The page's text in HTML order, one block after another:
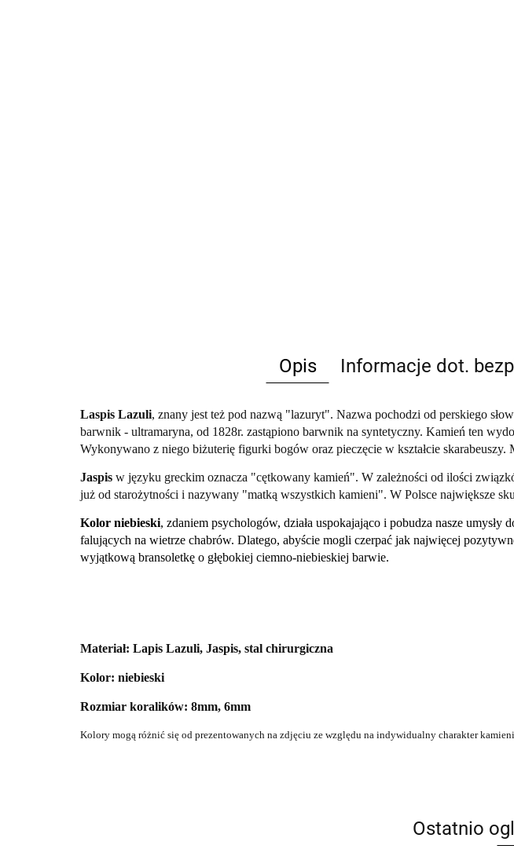
Opis Informacje dot.
Laspis Lazuli, znany jest też pod nazwą "lazuryt". Nazwa pochodzi od perskiego
barwnik - ultramaryna, od 1828r. zastąpiono barwnik na syntetyczny. Kamień ten
Wykonywano z niego biżuterię figurki bogów oraz pieczęcie w kształcie
Jaspis w języku greckim oznacza "cętkowany kamień". W zależności od ilości
już od starożytności i nazywany "matką wszystkich kamieni". W Polsce największe
Kolor niebieski, zdaniem psychologów, działa uspokajająco i pobudza nasze
falujących na wietrze chabrów. Dlatego, abyście mogli czerpać jak najwięcej
wyjątkową bransoletkę o głębokiej ciemno-niebieskiej barwie.
Materiał: Lapis Lazuli, Jaspis, stal chirurgiczna
Kolor: niebieski
Rozmiar koralików: 8mm, 6mm
Kolory mogą różnić się od prezentowanych na zdjęciu ze względu na indywidualny charakter
Ostatnio